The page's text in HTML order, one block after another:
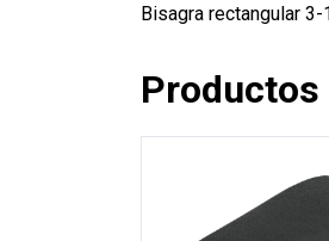
Bisagra rectangular